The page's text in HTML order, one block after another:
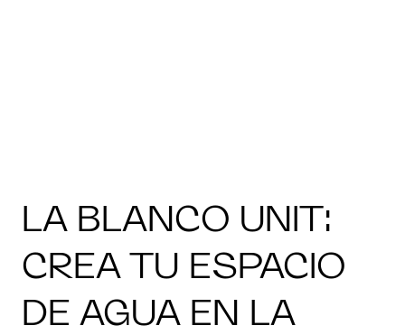
LA BLANCO UNIT:
CREA TU ESPACIO
DE AGUA EN LA